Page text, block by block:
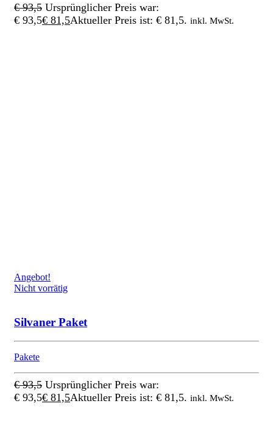
€93,5 Ursprünglicher Preis war:
€ 93,5€ 81,5Aktueller Preis ist: € 81,5. inkl. MwSt.
Angebot!
Nicht vorrätig
Silvaner Paket
Pakete
€93,5 Ursprünglicher Preis war:
€ 93,5€ 81,5Aktueller Preis ist: € 81,5. inkl. MwSt.